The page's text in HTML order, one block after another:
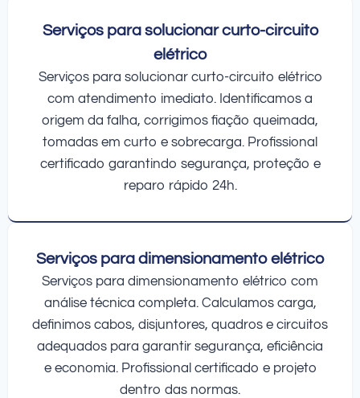
Serviços para solucionar curto-circuito
elétrico
Serviços para solucionar curto-circuito elétrico
com atendimento imediato. Identificamos a
origem da falha, corrigimos fiação queimada,
tomadas em curto e sobrecarga. Profissional
certificado garantindo segurança, proteção e
reparo rápido 24h.
Serviços para dimensionamento elétrico
Serviços para dimensionamento elétrico com
análise técnica completa. Calculamos carga,
definimos cabos, disjuntores, quadros e circuitos
adequados para garantir segurança, eficiência
e economia. Profissional certificado e projeto
dentro das normas.